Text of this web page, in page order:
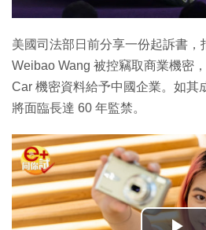
美國司法部日前分享一份起訴書，
Weibao Wang 被控竊取商業機密
Car 機密資料給予中國企業。如其
將面臨長達 60 年監禁。